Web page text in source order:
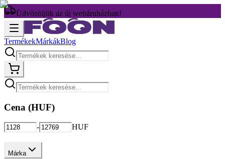
Üdvözöljük az új webáruházban!
TermékekMárkákBlog
Cena (HUF)
- HUF
Márka